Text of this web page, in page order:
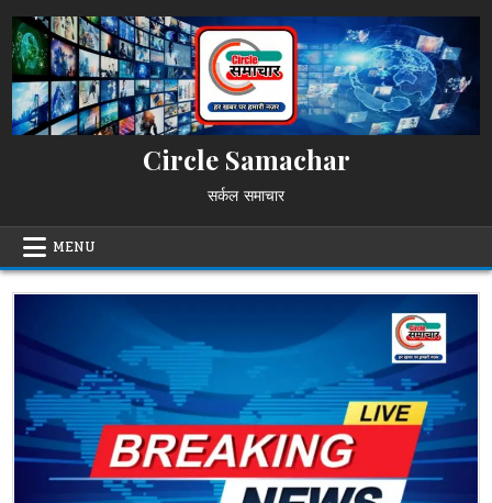
to
content
Circle Samachar
सर्कल समाचार
MENU